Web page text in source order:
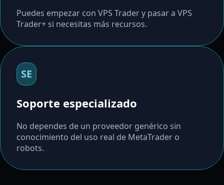
Puedes empezar con VPS Trader y pasar a VPS
Trader+ si necesitas más recursos.
SE
Soporte especializado
No dependes de un proveedor genérico sin
conocimiento del uso real de MetaTrader o
robots.